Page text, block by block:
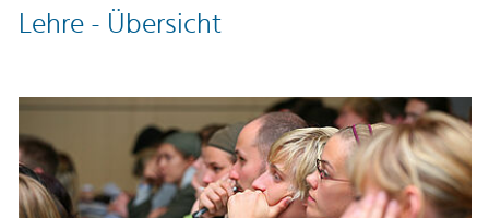
Lehre - Übersicht